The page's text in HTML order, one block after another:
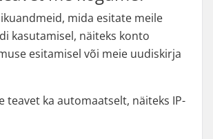
mida esitate meile
kasutamisel, näiteks konto
esitamisel või meie uudiskirja
teavet ka automaatselt, näiteks IP-